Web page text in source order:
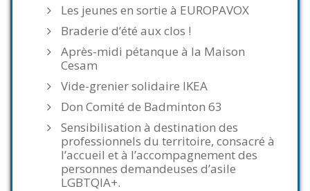
Les jeunes en sortie à EUROPAVOX
Braderie d’été aux clos !
Après-midi pétanque à la Maison
Cesam
Vide-grenier solidaire IKEA
Don Comité de Badminton 63
Sensibilisation à destination des
professionnels du territoire, consacré à
l’accueil et à l’accompagnement des
personnes demandeuses d’asile
LGBTQIA+.